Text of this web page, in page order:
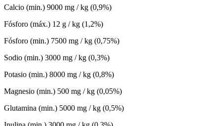
Calcio (min.) 9000 mg / kg (0,9%)
Fósforo (máx.) 12 g / kg (1,2%)
Fósforo (min.) 7500 mg / kg (0,75%)
Sodio (min.) 3000 mg / kg (0,3%)
Potasio (min.) 8000 mg / kg (0,8%)
Magnesio (min.) 500 mg / kg (0,05%)
Glutamina (min.) 5000 mg / kg (0,5%)